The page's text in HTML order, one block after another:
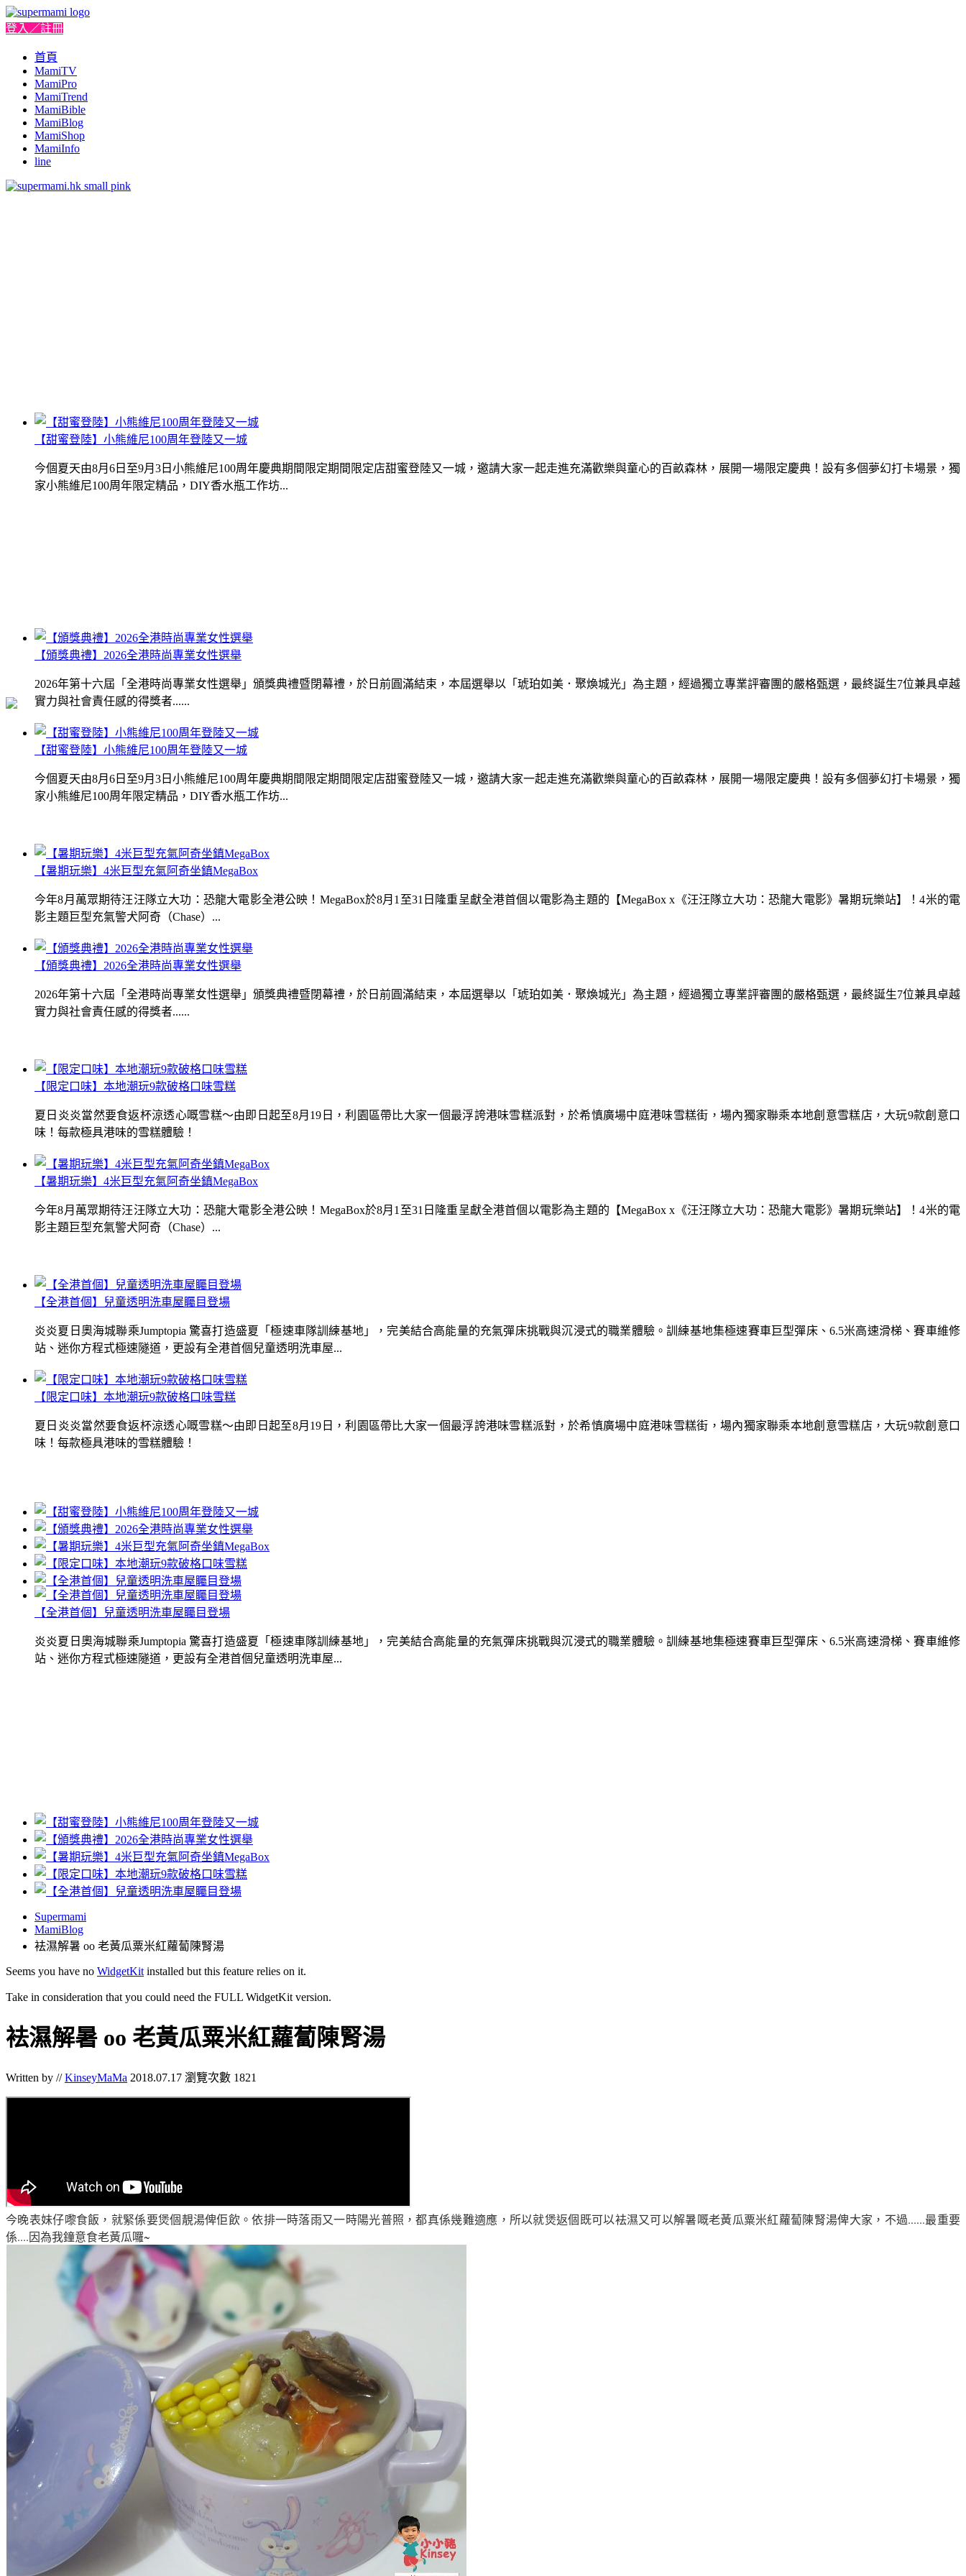
登入／註冊
首頁
MamiTV
MamiPro
MamiTrend
MamiBible
MamiBlog
MamiShop
MamiInfo
line
【甜蜜登陸】小熊維尼100周年登陸又一城
今個夏天由8月6日至9月3日小熊維尼100周年慶典期間限定期間限定店甜蜜登陸又一城，邀請大家一起走進充滿歡樂與童心的百畝森林，展開一場限定慶典！設有多個夢幻打卡場景，獨
家小熊維尼100周年限定精品，DIY香水瓶工作坊...
【頒獎典禮】2026全港時尚專業女性選舉
2026年第十六屆「全港時尚專業女性選舉」頒獎典禮暨閉幕禮，於日前圓滿結束，本屆選舉以「琥珀如美．聚煥城光」為主題，經過獨立專業評審團的嚴格甄選，最終誕生7位兼具卓越
實力與社會責任感的得獎者......
【暑期玩樂】4米巨型充氣阿奇坐鎮MegaBox
今年8月萬眾期待汪汪隊立大功：恐龍大電影全港公映！MegaBox於8月1至31日隆重呈獻全港首個以電影為主題的【MegaBox x《汪汪隊立大功：恐龍大電影》暑期玩樂站】！4米的電
影主題巨型充氣警犬阿奇（Chase）...
【限定口味】本地潮玩9款破格口味雪糕
夏日炎炎當然要食返杯涼透心嘅雪糕～由即日起至8月19日，利園區帶比大家一個最浮誇港味雪糕派對，於希慎廣場中庭港味雪糕街，場內獨家聯乘本地創意雪糕店，大玩9款創意口
味！每款極具港味的雪糕體驗！
【全港首個】兒童透明洗車屋矚目登場
炎炎夏日奧海城聯乘Jumptopia 驚喜打造盛夏「極速車隊訓練基地」，完美結合高能量的充氣彈床挑戰與沉浸式的職業體驗。訓練基地集極速賽車巨型彈床、6.5米高速滑梯、賽車維修
站、迷你方程式極速隧道，更設有全港首個兒童透明洗車屋...
【甜蜜登陸】小熊維尼100周年登陸又一城
今個夏天由8月6日至9月3日小熊維尼100周年慶典期間限定期間限定店甜蜜登陸又一城，邀請大家一起走進充滿歡樂與童心的百畝森林，展開一場限定慶典！設有多個夢幻打卡場景，獨
家小熊維尼100周年限定精品，DIY香水瓶工作坊...
【頒獎典禮】2026全港時尚專業女性選舉
2026年第十六屆「全港時尚專業女性選舉」頒獎典禮暨閉幕禮，於日前圓滿結束，本屆選舉以「琥珀如美．聚煥城光」為主題，經過獨立專業評審團的嚴格甄選，最終誕生7位兼具卓越
實力與社會責任感的得獎者......
【暑期玩樂】4米巨型充氣阿奇坐鎮MegaBox
今年8月萬眾期待汪汪隊立大功：恐龍大電影全港公映！MegaBox於8月1至31日隆重呈獻全港首個以電影為主題的【MegaBox x《汪汪隊立大功：恐龍大電影》暑期玩樂站】！4米的電
影主題巨型充氣警犬阿奇（Chase）...
【限定口味】本地潮玩9款破格口味雪糕
夏日炎炎當然要食返杯涼透心嘅雪糕～由即日起至8月19日，利園區帶比大家一個最浮誇港味雪糕派對，於希慎廣場中庭港味雪糕街，場內獨家聯乘本地創意雪糕店，大玩9款創意口
味！每款極具港味的雪糕體驗！
【全港首個】兒童透明洗車屋矚目登場
炎炎夏日奧海城聯乘Jumptopia 驚喜打造盛夏「極速車隊訓練基地」，完美結合高能量的充氣彈床挑戰與沉浸式的職業體驗。訓練基地集極速賽車巨型彈床、6.5米高速滑梯、賽車維修
站、迷你方程式極速隧道，更設有全港首個兒童透明洗車屋...
Supermami
MamiBlog
袪濕解暑 oo 老黃瓜粟米紅蘿蔔陳腎湯
Seems you have no WidgetKit installed but this feature relies on it.
Take in consideration that you could need the FULL WidgetKit version.
袪濕解暑 oo 老黃瓜粟米紅蘿蔔陳腎湯
Written by //KinseyMaMa 2018.07.17 瀏覽次數 1821
今晚表妹仔嚟食飯，就緊係要煲個靚湯俾佢飲。依排一時落雨又一時陽光普照，都真係幾難適應，所以就煲返個既可以袪濕又可以解暑嘅老黃瓜粟米紅蘿蔔陳腎湯俾大家，不過......最重要
係....因為我鐘意食老黃瓜囉~